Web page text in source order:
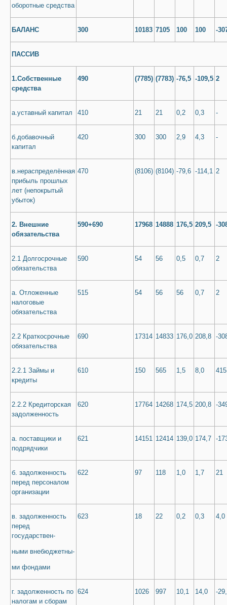
оборотные средства
БАЛАНС 300 10183 7105 100 100 -
ПАССИВ
1.Собственные
средства
490 (7785) (7783) -76,5 -109,5 2
а.уставный капитал 410 21 21 0,2 0,3 -
б.добавочный
капитал
420 300 300 2,9 4,3 -
в.нераспределённая
прибыль прошлых
лет (непокрытый
убыток)
470 (8106) (8104) -79,6 -114,1 2
2. Внешние
обязательства
590+690 17968 14888 176,5 209,5 -
2.1 Долгосрочные
обязательства
590 54 56 0,5 0,7 2
а. Отложенные
налоговые
обязательства
515 54 56 56 0,7 2
2.2 Краткосрочные
обязательства
690 17314 14833 176,0 208,8 -
2.2.1 Займы и
кредиты
610 150 565 1,5 8,0 415
2.2.2 Кредиторская
задолженность
620 17764 14268 174,5 200,8 -
а. поставщики и
подрядчики
621 14151 12414 139,0 174,7 -
б. задолженность
перед персоналом
организации
622 97 118 1,0 1,7 21
в. задолженность
перед
государствен-
ными внебюджетны-
ми фондами
623 18 22 0,2 0,3 4,0
г. задолженность по
налогам и сборам
624 1026 997 10,1 14,0 -